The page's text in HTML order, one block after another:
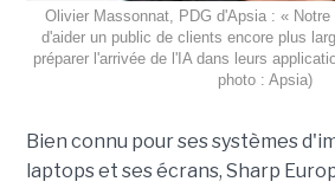
Olivier Massonnat, PDG d'Apsia : «
d'aider un public de clients encore plus
préparer l'arrivée de l'IA dans leurs
photo : Apsia)
Bien connu pour ses systèmes
laptops et ses écrans, Sharp